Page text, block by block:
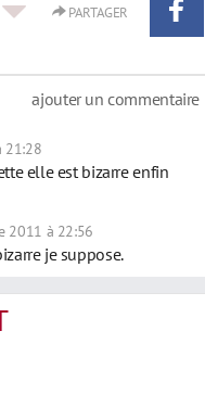
PARTAGER
ajouter un commentaire
21:28
elle est bizarre enfin
2011 à 22:56
je suppose.